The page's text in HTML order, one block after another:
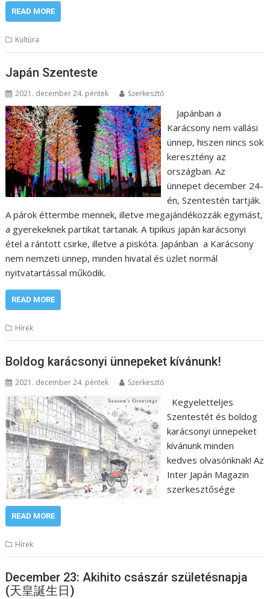
READ MORE
Kultúra
Japán Szenteste
2021. december 24. péntek Szerkesztő
Japánban a
Karácsony nem vallási
ünnep, hiszen nincs sok
keresztény az
országban. Az
ünnepet december 24-
én, Szentestén tartják.
A párok éttermbe mennek, illetve megajándékozzák egymást,
a gyerekeknek partikat tartanak. A tipikus japán karácsonyi
étel a rántott csirke, illetve a piskóta. Japánban a Karácsony
nem nemzeti ünnep, minden hivatal és üzlet normál
nyitvatartással működik.
READ MORE
Hírek
Boldog karácsonyi ünnepeket kívánunk!
2021. december 24. péntek Szerkesztő
Kegyeletteljes
Szentestét és boldog
karácsonyi ünnepeket
kívánunk minden
kedves olvasónknak! Az
Inter Japán Magazin
szerkesztősége
READ MORE
Hírek
December 23: Akihito császár születésnapja
(天皇誕生日)